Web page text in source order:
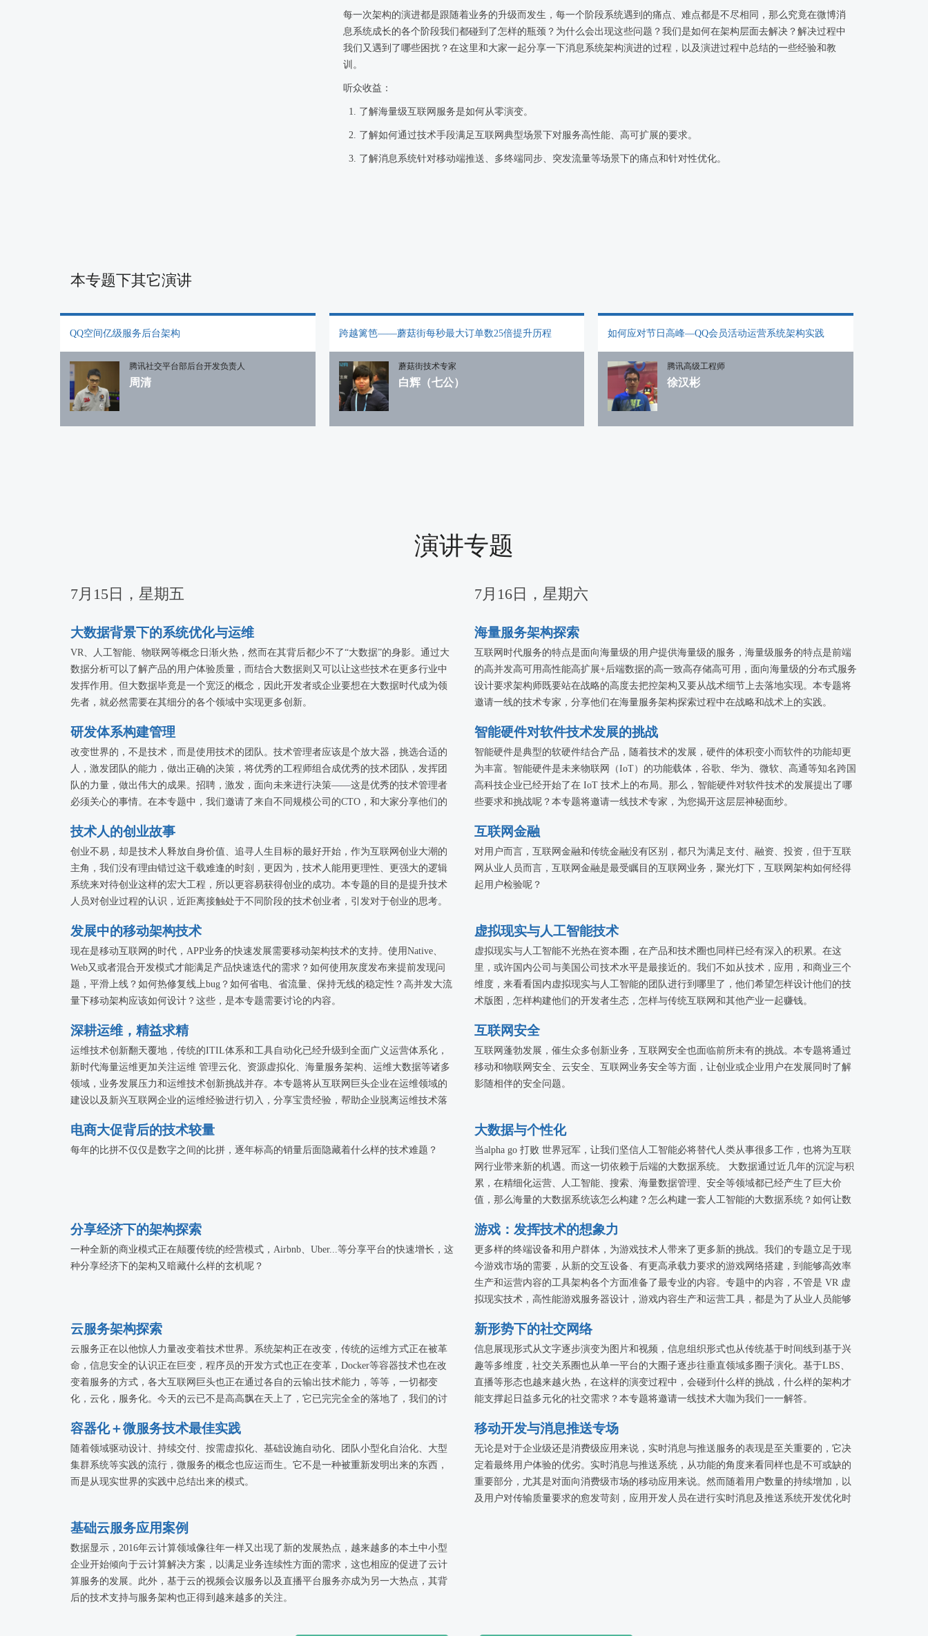
每一次架构的演进都是跟随着业务的升级而发生，每一个阶段系统遇到的痛点、难点都是不尽相同，那么究竟在微博消
息系统成长的各个阶段我们都碰到了怎样的瓶颈？为什么会出现这些问题？我们是如何在架构层面去解决？解决过程中
我们又遇到了哪些困扰？在这里和大家一起分享一下消息系统架构演进的过程，以及演进过程中总结的一些经验和教
训。
听众收益：
1. 了解海量级互联网服务是如何从零演变。
2. 了解如何通过技术手段满足互联网典型场景下对服务高性能、高可扩展的要求。
3. 了解消息系统针对移动端推送、多终端同步、突发流量等场景下的痛点和针对性优化。
本专题下其它演讲
QQ空间亿级服务后台架构
腾讯社交平台部后台开发负责人
周清
跨越篱笆——蘑菇街每秒最大订单数25倍提升历程
蘑菇街技术专家
白辉（七公）
如何应对节日高峰—QQ会员活动运营系统架构实践
腾讯高级工程师
徐汉彬
演讲专题
7月15日，星期五
大数据背景下的系统优化与运维
VR、人工智能、物联网等概念日渐火热，然而在其背后都少不了“大数据”的身影。通过大
数据分析可以了解产品的用户体验质量，而结合大数据则又可以让这些技术在更多行业中
发挥作用。但大数据毕竟是一个宽泛的概念，因此开发者或企业要想在大数据时代成为领
先者，就必然需要在其细分的各个领域中实现更多创新。
围绕大数据细分领域的相关话题，本专场活动将邀请多位来自大数据领域相关的架构师及
技术专家，从服务供应商的角度来分享数据处理方面的经验与心得，为当前面临海量数据
压力的企业级用户在应用开发、技术架构、日志处理、运维优化等方面提供参考。
研发体系构建管理
改变世界的，不是技术，而是使用技术的团队。技术管理者应该是个放大器，挑选合适的
人，激发团队的能力，做出正确的决策，将优秀的工程师组合成优秀的技术团队，发挥团
队的力量，做出伟大的成果。招聘，激发，面向未来进行决策——这是优秀的技术管理者
必须关心的事情。在本专题中，我们邀请了来自不同规模公司的CTO，和大家分享他们的
难的情况下作出合理的决策。
技术人的创业故事
创业不易，却是技术人释放自身价值、追寻人生目标的最好开始，作为互联网创业大潮的
主角，我们没有理由错过这千载难逢的时刻，更因为，技术人能用更理性、更强大的逻辑
系统来对待创业这样的宏大工程，所以更容易获得创业的成功。本专题的目的是提升技术
人员对创业过程的认识，近距离接触处于不同阶段的技术创业者，引发对于创业的思考。
发展中的移动架构技术
现在是移动互联网的时代，APP业务的快速发展需要移动架构技术的支持。使用Native、
Web又或者混合开发模式才能满足产品快速迭代的需求？如何使用灰度发布来提前发现问
题，平滑上线？如何热修复线上bug？如何省电、省流量、保持无线的稳定性？高并发大流
量下移动架构应该如何设计？这些，是本专题需要讨论的内容。
深耕运维，精益求精
运维技术创新翻天覆地，传统的ITIL体系和工具自动化已经升级到全面广义运营体系化，
新时代海量运维更加关注运维 管理云化、资源虚拟化、海量服务架构、运维大数据等诸多
领域，业务发展压力和运维技术创新挑战并存。本专题将从互联网巨头企业在运维领域的
建设以及新兴互联网企业的运维经验进行切入，分享宝贵经验，帮助企业脱离运维技术落
电商大促背后的技术较量
每年的比拼不仅仅是数字之间的比拼，逐年标高的销量后面隐藏着什么样的技术难题？
分享经济下的架构探索
一种全新的商业模式正在颠覆传统的经营模式，Airbnb、Uber...等分享平台的快速增长，这
种分享经济下的架构又暗藏什么样的玄机呢？
云服务架构探索
云服务正在以他惊人力量改变着技术世界。系统架构正在改变，传统的运维方式正在被革
命，信息安全的认识正在巨变，程序员的开发方式也正在变革，Docker等容器技术也在改
变着服务的方式，各大互联网巨头也正在通过各自的云输出技术能力，等等，一切都变
化，云化，服务化。今天的云已不是高高飘在天上了，它已完完全全的落地了，我们的讨
技术的进步。本专题将邀请各路技术专家一起来探索云服务架构。
容器化＋微服务技术最佳实践
随着领域驱动设计、持续交付、按需虚拟化、基础设施自动化、团队小型化自治化、大型
集群系统等实践的流行，微服务的概念也应运而生。它不是一种被重新发明出来的东西，
而是从现实世界的实践中总结出来的模式。
基础云服务应用案例
数据显示，2016年云计算领域像往年一样又出现了新的发展热点，越来越多的本土中小型
企业开始倾向于云计算解决方案，以满足业务连续性方面的需求，这也相应的促进了云计
算服务的发展。此外，基于云的视频会议服务以及直播平台服务亦成为另一大热点，其背
后的技术支持与服务架构也正得到越来越多的关注。
7月16日，星期六
海量服务架构探索
互联网时代服务的特点是面向海量级的用户提供海量级的服务，海量级服务的特点是前端
的高并发高可用高性能高扩展+后端数据的高一致高存储高可用，面向海量级的分布式服务
设计要求架构师既要站在战略的高度去把控架构又要从战术细节上去落地实现。本专题将
邀请一线的技术专家，分享他们在海量服务架构探索过程中在战略和战术上的实践。
智能硬件对软件技术发展的挑战
智能硬件是典型的软硬件结合产品，随着技术的发展，硬件的体积变小而软件的功能却更
为丰富。智能硬件是未来物联网（IoT）的功能载体，谷歌、华为、微软、高通等知名跨国
高科技企业已经开始了在 IoT 技术上的布局。那么，智能硬件对软件技术的发展提出了哪
些要求和挑战呢？本专题将邀请一线技术专家，为您揭开这层层神秘面纱。
互联网金融
对用户而言，互联网金融和传统金融没有区别，都只为满足支付、融资、投资，但于互联
网从业人员而言，互联网金融是最受瞩目的互联网业务，聚光灯下，互联网架构如何经得
起用户检验呢？
虚拟现实与人工智能技术
虚拟现实与人工智能不光热在资本圈，在产品和技术圈也同样已经有深入的积累。在这
里，或许国内公司与美国公司技术水平是最接近的。我们不如从技术，应用，和商业三个
维度，来看看国内虚拟现实与人工智能的团队进行到哪里了，他们希望怎样设计他们的技
术版图，怎样构建他们的开发者生态，怎样与传统互联网和其他产业一起赚钱。
互联网安全
互联网蓬勃发展，催生众多创新业务，互联网安全也面临前所未有的挑战。本专题将通过
移动和物联网安全、云安全、互联网业务安全等方面，让创业或企业用户在发展同时了解
影随相伴的安全问题。
大数据与个性化
当alpha go 打败 世界冠军，让我们坚信人工智能必将替代人类从事很多工作，也将为互联
网行业带来新的机遇。而这一切依赖于后端的大数据系统。 大数据通过近几年的沉淀与积
累，在精细化运营、人工智能、搜索、海量数据管理、安全等领域都已经产生了巨大价
值，那么海量的大数据系统该怎么构建？怎么构建一套人工智能的大数据系统？如何让数
一个大数据人、甚至所有技术人都非常关心的话题。在这个议题我们请来了一群代表行业
最高水平的大咖，与大家一起交流下大数据的过去与将来。
游戏：发挥技术的想象力
更多样的终端设备和用户群体，为游戏技术人带来了更多新的挑战。我们的专题立足于现
今游戏市场的需要，从新的交互设备、有更高承载力要求的游戏网络搭建，到能够高效率
生产和运营内容的工具架构各个方面准备了最专业的内容。专题中的内容，不管是 VR 虚
拟现实技术，高性能游戏服务器设计，游戏内容生产和运营工具，都是为了从业人员能够
新形势下的社交网络
信息展现形式从文字逐步演变为图片和视频，信息组织形式也从传统基于时间线到基于兴
趣等多维度，社交关系圈也从单一平台的大圈子逐步往垂直领域多圈子演化。基于LBS、
直播等形态也越来越火热，在这样的演变过程中，会碰到什么样的挑战，什么样的架构才
能支撑起日益多元化的社交需求？本专题将邀请一线技术大咖为我们一一解答。
移动开发与消息推送专场
无论是对于企业级还是消费级应用来说，实时消息与推送服务的表现是至关重要的，它决
定着最终用户体验的优劣。实时消息与推送系统，从功能的角度来看同样也是不可或缺的
重要部分，尤其是对面向消费级市场的移动应用来说。然而随着用户数量的持续增加，以
及用户对传输质量要求的愈发苛刻，应用开发人员在进行实时消息及推送系统开发优化时